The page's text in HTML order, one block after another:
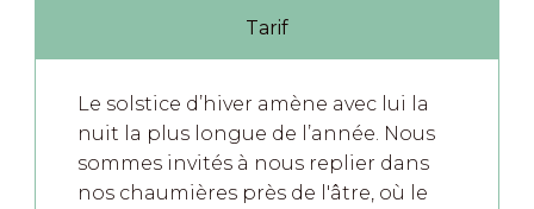
Tarif
Le solstice d’hiver amène avec lui la
nuit la plus longue de l’année. Nous
sommes invités à nous replier dans
nos chaumières près de l'âtre, où le